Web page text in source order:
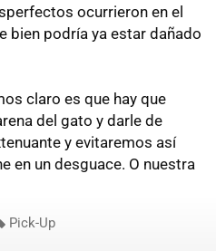
ocurrieron en el
bien podría ya estar dañado
claro es que hay que
del gato y darle de
y evitaremos así
en un desguace. O nuestra
Pick-Up